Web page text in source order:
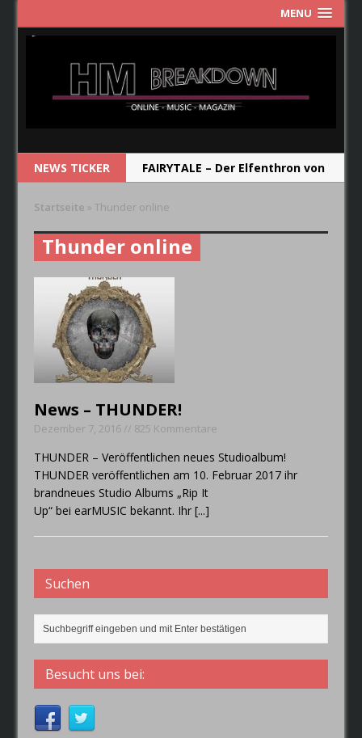
MENU
NEWS TICKER
FAIRYTALE – Der Elfenthron von
NEW MODEL ARMY – From Here
RUNRIG – The Last Dance –
Farewell Concert
CRYSTAL BALL – Das Album soll
die Band im Jahr 2019
Startseite » Thunder online
Thunder online
News – THUNDER!
Dezember 7, 2016 // 825 Kommentare
THUNDER – Veröffentlichen neues Studioalbum!
THUNDER veröffentlichen am 10. Februar 2017 ihr
brandneues Studio Albums „Rip It
Up“ bei earMUSIC bekannt. Ihr[...]
Suchen
Besucht uns bei: